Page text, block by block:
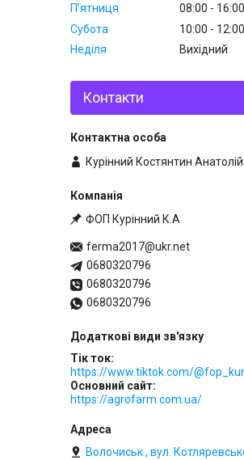
Пʼятниця
08:00
16:00
Субота
10:00
12:00
Неділя
Вихідний
Контакти
Курінний Костянтин
ФОП Курінний К.А
ferma2017@ukr.net
0680320796
0680320796
0680320796
Тік ток
https://www.tiktok.com/
Основний сайт
https://agrofarm.com.ua/
Волочиськ , вул.